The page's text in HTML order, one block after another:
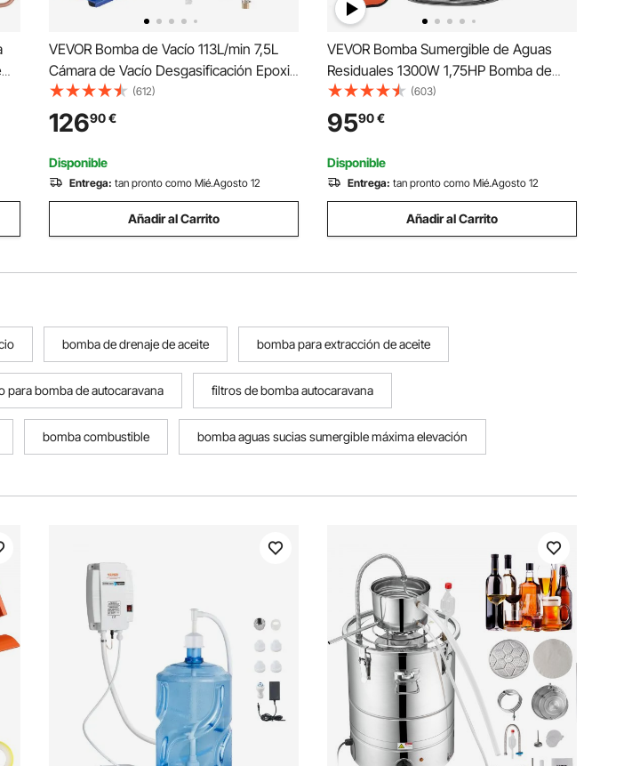
VEVOR Bomba de Vacío 113L/min 7,5L
Cámara de Vacío Desgasificación Epoxi
de Silicona 4 CFM 1/3Hp Bomba de
Vacío de Una Sola Etapa HVAC
Herramientas de Aire para Desespumar
Silicona, Epoxi, Poliuretano
(612)
12690€
Disponible
Entrega: tan pronto como Mié.Agosto 12
Añadir al Carrito
VEVOR Bomba Sumergible de Aguas
Residuales 1300W 1,75HP Bomba de
Agua Sumergible Flujo Máximo de
333,3L/min Bomba de Agua Sucia
Elevación Máxima de 11m para Bombear
Agua de Piscinas, Sótanos, Estanque
(603)
9590€
Disponible
Entrega: tan pronto como Mié.Agosto 12
Añadir al Carrito
bomba de drenaje de aceite bomba para extracción de aceite
para bomba de autocaravana filtros de bomba autocaravana
bomba combustible bomba aguas sucias sumergible máxima elevación